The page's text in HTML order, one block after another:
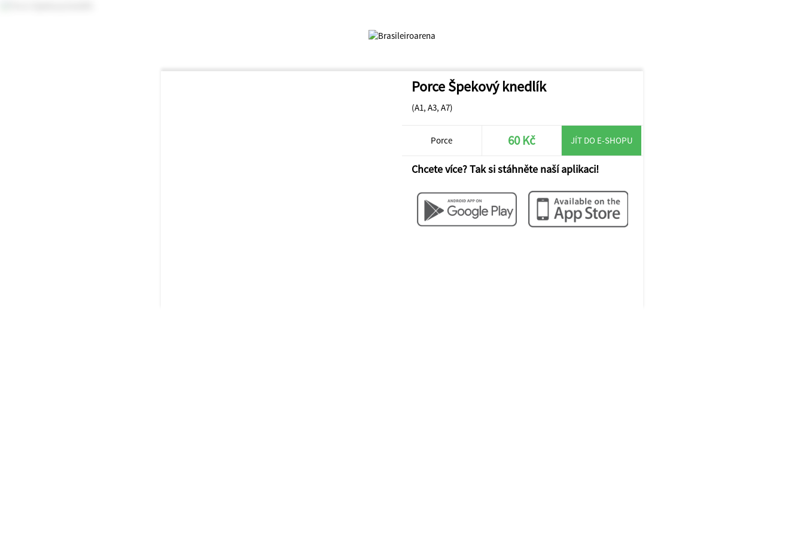
Porce Špekový knedlík
(A1, A3, A7)
Porce 60 Kč JÍT DO E-SHOPU
Chcete více? Tak si stáhněte naší aplikaci!